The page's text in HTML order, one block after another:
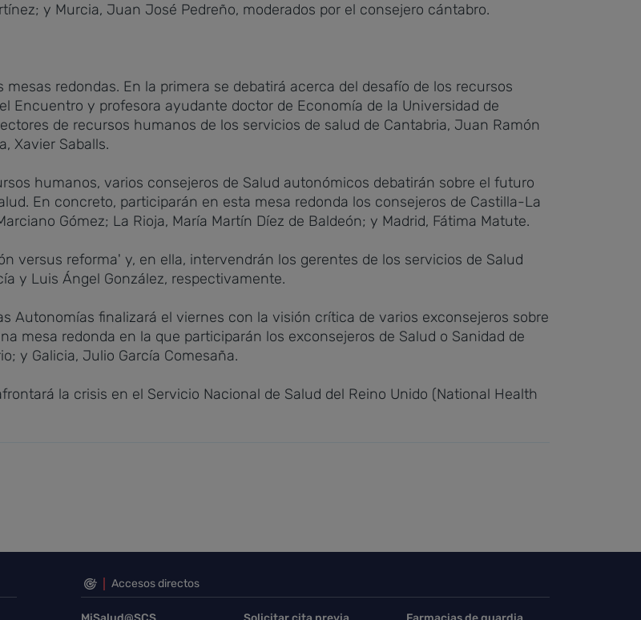
y Murcia, Juan José Pedreño, moderados por el consejero cántabro.
redondas. En la primera se debatirá acerca del desafío de los recursos
Encuentro y profesora ayudante doctor de Economía de la Universidad de
de recursos humanos de los servicios de salud de Cantabria, Juan Ramón
Xavier Saballs.
humanos, varios consejeros de Salud autonómicos debatirán sobre el futuro
En concreto, participarán en esta mesa redonda los consejeros de Castilla-La
Gómez; La Rioja, María Martín Díez de Baldeón; y Madrid, Fátima Matute.
versus reforma' y, en ella, intervendrán los gerentes de los servicios de Salud
y Luis Ángel González, respectivamente.
Autonomías finalizará el viernes con la visión crítica de varios exconsejeros sobre
mesa redonda en la que participarán los exconsejeros de Salud o Sanidad de
y Galicia, Julio García Comesaña.
la crisis en el Servicio Nacional de Salud del Reino Unido (National Health
Accesos directos